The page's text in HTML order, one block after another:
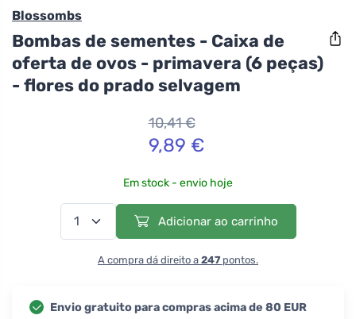
Blossombs
Bombas de sementes - Caixa de
oferta de ovos - primavera (6 peças)
- flores do prado selvagem
10,41 €
9,89 €
Em stock - envio hoje
Adicionar ao carrinho
A compra dá direito a 247 pontos.
Envio gratuito para compras acima de 80 EUR